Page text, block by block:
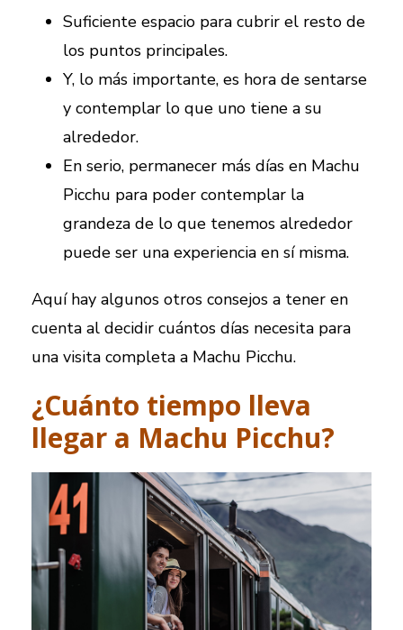
Suficiente espacio para cubrir el resto de
los puntos principales.
Y, lo más importante, es hora de sentarse
y contemplar lo que uno tiene a su
alrededor.
En serio, permanecer más días en Machu
Picchu para poder contemplar la
grandeza de lo que tenemos alrededor
puede ser una experiencia en sí misma.
Aquí hay algunos otros consejos a tener en
cuenta al decidir cuántos días necesita para
una visita completa a Machu Picchu.
¿Cuánto tiempo lleva
llegar a Machu Picchu?